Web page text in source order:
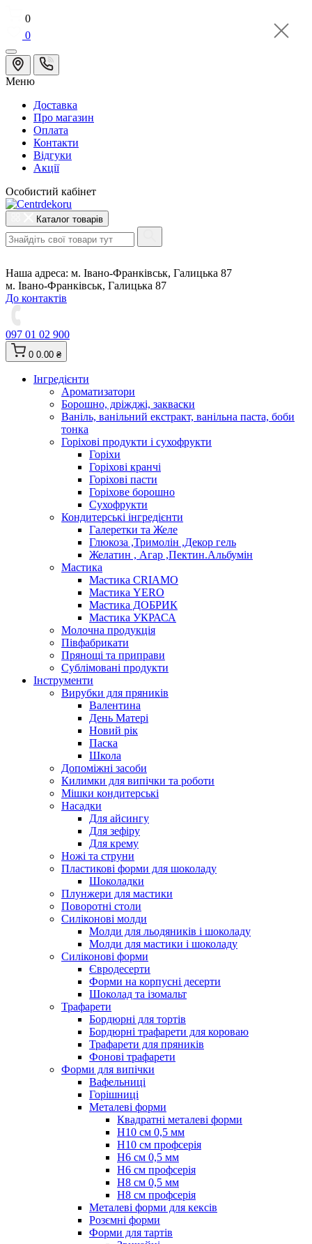
0
0
Меню
Доставка
Про магазин
Оплата
Контакти
Відгуки
Акції
Особистий кабінет
Каталог товарів
Наша адреса: м. Івано-Франківськ, Галицька 87
м. Івано-Франківськ, Галицька 87
До контактів
097 01 02 900
0 0.00 ₴
Інгредієнти
Ароматизатори
Борошно, дріжджі, закваски
Ваніль, ванільний екстракт, ванільна паста, боби
тонка
Горіхові продукти і сухофрукти
Горіхи
Горіхові кранчі
Горіхові пасти
Горіхове борошно
Сухофрукти
Кондитерські інгредієнти
Галеретки та Желе
Глюкоза ,Тримолін ,Декор гель
Желатин , Агар ,Пектин.Альбумін
Мастика
Мастика CRIAMO
Мастика YERO
Мастика ДОБРИК
Мастика УКРАСА
Молочна продукція
Півфабрикати
Прянощі та приправи
Сублімовані продукти
Інструменти
Вирубки для пряників
Валентина
День Матері
Новий рік
Паска
Школа
Допоміжні засоби
Килимки для випічки та роботи
Мішки кондитерські
Насадки
Для айсингу
Для зефіру
Для крему
Ножі та струни
Пластикові форми для шоколаду
Шоколадки
Плунжери для мастики
Поворотні столи
Силіконові молди
Молди для льодяників і шоколаду
Молди для мастики і шоколаду
Силіконові форми
Євродесерти
Форми на корпусні десерти
Шоколад та ізомальт
Трафарети
Бордюрні для тортів
Бордюрні трафарети для короваю
Трафарети для пряників
Фонові трафарети
Форми для випічки
Вафельниці
Горішниці
Металеві форми
Квадратні металеві форми
Н10 см 0,5 мм
Н10 см профсерія
Н6 см 0,5 мм
Н6 см профсерія
Н8 см 0,5 мм
Н8 см профсерія
Металеві форми для кексів
Розємні форми
Форми для тартів